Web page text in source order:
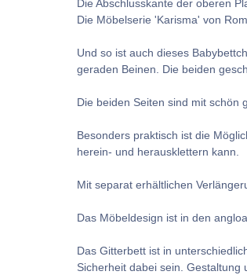
Die Abschlusskante der oberen
Die Möbelserie 'Karisma' von
Und so ist auch dieses
geraden Beinen. Die beiden
Die beiden Seiten sind mit schön
Besonders praktisch ist die
herein- und herausklettern kann.
Mit separat erhältlichen
Das Möbeldesign ist in den
Das Gitterbett ist in
Sicherheit dabei sein.